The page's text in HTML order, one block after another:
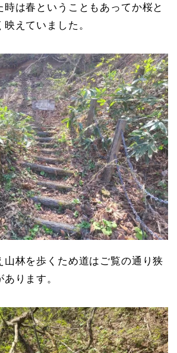
は春ということもあってか桜と
えていました。
林を歩くため道はご覧の通り狭
ります。